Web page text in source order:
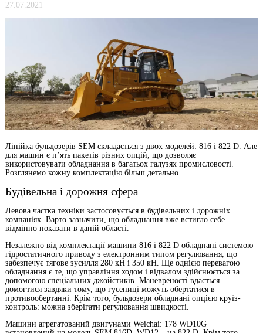
27.07.2021
Лінійка бульдозерів SEM складається з двох моделей: 816 і 822 D. Але
для машин є п’ять пакетів різних опцій, що дозволяє
використовувати обладнання в багатьох галузях промисловості.
Розглянемо кожну комплектацію більш детально.
Будівельна і дорожня сфера
Левова частка техніки застосовується в будівельних і дорожніх
компаніях. Варто зазначити, що обладнання вже встигло себе
відмінно показати в даній області.
Незалежно від комплектації машини 816 і 822 D обладнані системою
гідростатичного приводу з електронним типом регулювання, що
забезпечує тягове зусилля 280 кН і 350 кН. Ще однією перевагою
обладнання є те, що управління ходом і відвалом здійснюється за
допомогою спеціальних джойстиків. Маневреності вдається
домогтися завдяки тому, що гусениці можуть обертатися в
противообертанні. Крім того, бульдозери обладнані опцією круїз-
контроль: можна зберігати регулювання швидкості.
Машини агрегатований двигунами Weichai: 178 WD10G